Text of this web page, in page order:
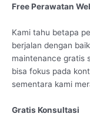
Free Perawatan
Kami tahu betapa
berjalan dengan
maintenance gratis
bisa fokus pada
sementara kami
Gratis Konsultasi